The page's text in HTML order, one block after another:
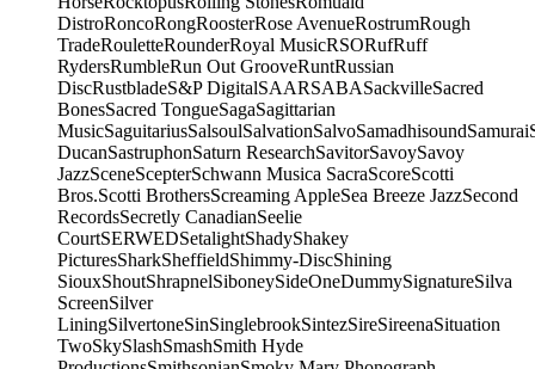
DistroRoncoRongRoosterRose AvenueRostrumRough
TradeRouletteRounderRoyal MusicRSORufRuff
RydersRumbleRun Out GrooveRuntRussian
DiscRustbladeS&P DigitalSAARSABASackvilleSacred
BonesSacred TongueSagaSagittarian
MusicSaguitariusSalsoulSalvationSalvoSamadhisoundSamurai
DucanSastruphonSaturn ResearchSavitorSavoySavoy
JazzSceneScepterSchwann Musica SacraScoreScotti
Bros.Scotti BrothersScreaming AppleSea Breeze JazzSecond
RecordsSecretly CanadianSeelie
CourtSERWEDSetalightShadyShakey
PicturesSharkSheffieldShimmy-DiscShining
SiouxShoutShrapnelSiboneySideOneDummySignatureSilva
ScreenSilver
LiningSilvertoneSinSinglebrookSintezSireSireenaSituation
TwoSkySlashSmashSmith Hyde